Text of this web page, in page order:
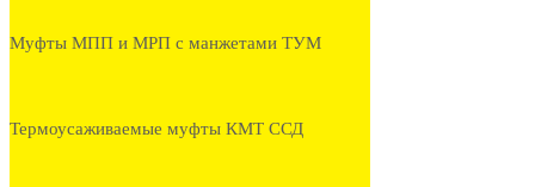
Муфты МПП и МРП с манжетами ТУМ
Термоусаживаемые муфты КМТ ССД